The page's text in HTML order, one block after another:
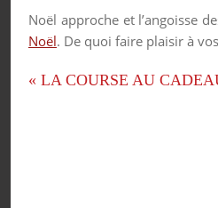
Noël approche et l’angoisse
Noël. De quoi faire plaisir à
« LA COURSE AU